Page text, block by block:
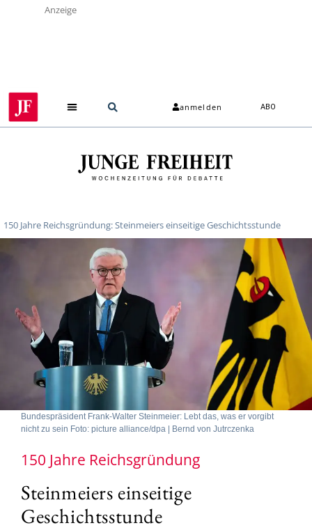
Anzeige
anmelden ABO
150 Jahre Reichsgründung: Steinmeiers einseitige Geschichtsstunde
Bundespräsident Frank-Walter Steinmeier: Lebt das, was er vorgibt
nicht zu sein Foto: picture alliance/dpa | Bernd von Jutrczenka
150 Jahre Reichsgründung
Steinmeiers einseitige
Geschichtsstunde